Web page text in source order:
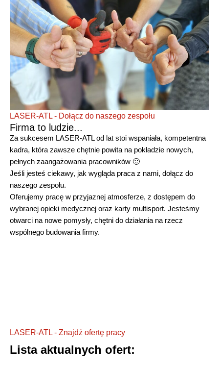
LASER-ATL - Dołącz do naszego zespołu
Firma to ludzie...
Za sukcesem LASER-ATL od lat stoi wspaniała, kompetentna
kadra, która zawsze chętnie powita na pokładzie nowych,
pełnych zaangażowania pracowników 🙂
Jeśli jesteś ciekawy, jak wygląda praca z nami, dołącz do
naszego zespołu.
Oferujemy pracę w przyjaznej atmosferze, z dostępem do
wybranej opieki medycznej oraz karty multisport. Jesteśmy
otwarci na nowe pomysły, chętni do działania na rzecz
wspólnego budowania firmy.
LASER-ATL - Znajdź ofertę pracy
Lista aktualnych ofert: